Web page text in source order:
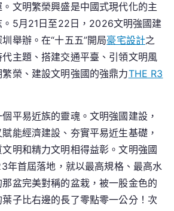
文明繁榮興盛是中國式現代化的主
。5月21日至22日，2026文明強國建
舉辦。在“十五五”開局豪宅設計之
主題、搭建交通平臺、引領文明風
榮、建設文明強國的強鼎力THE R3
平易近族的靈魂。文明強國建設，
能經濟建設、夯實平易近生基礎，
明和精力文明相得益彰。文明強國
年首屆落地，就以最高規格、最高水
盆完美對稱的盆栽，被一股金色的
子比右邊的長了零點零一公分！次